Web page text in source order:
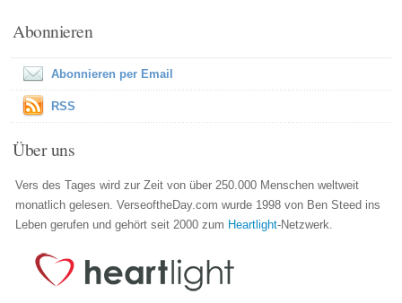
Abonnieren
Abonnieren per Email
RSS
Über uns
Vers des Tages wird zur Zeit von über 250.000 Menschen weltweit
monatlich gelesen. VerseoftheDay.com wurde 1998 von Ben Steed ins
Leben gerufen und gehört seit 2000 zum Heartlight-Netzwerk.